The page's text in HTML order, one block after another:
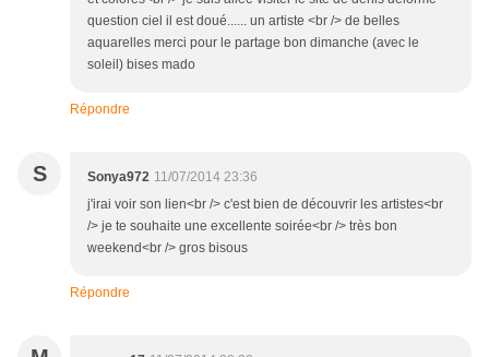
question ciel il est doué...... un artiste <br /> de belles
aquarelles merci pour le partage bon dimanche (avec le
soleil) bises mado
Répondre
S Sonya972 11/07/2014 23:36
j'irai voir son lien<br /> c'est bien de découvrir les artistes<br
/> je te souhaite une excellente soirée<br /> très bon
weekend<br /> gros bisous
Répondre